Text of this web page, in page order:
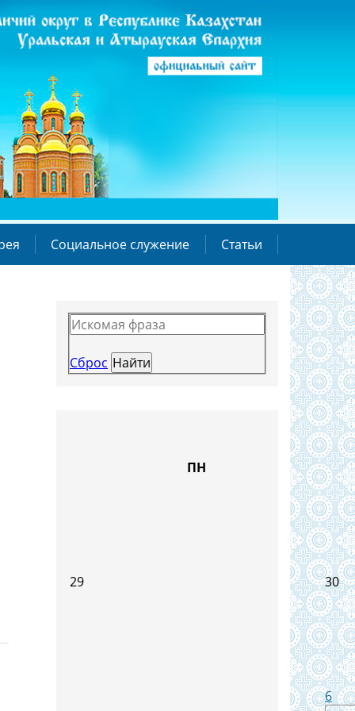
Социальное служение Статьи
Сброс
ПН
29 30
6